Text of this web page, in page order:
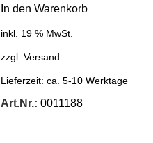
In den Warenkorb
inkl. 19 % MwSt.
zzgl. Versand
Lieferzeit: ca. 5-10 Werktage
Art.Nr.: 0011188